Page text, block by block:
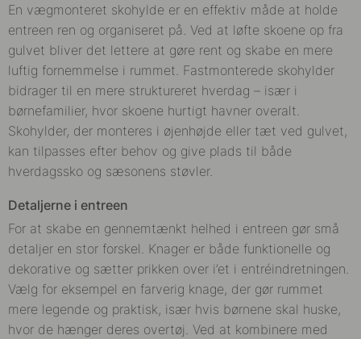
En vægmonteret skohylde er en effektiv måde at holde
entreen ren og organiseret på. Ved at løfte skoene op fra
gulvet bliver det lettere at gøre rent og skabe en mere
luftig fornemmelse i rummet. Fastmonterede skohylder
bidrager til en mere struktureret hverdag – især i
børnefamilier, hvor skoene hurtigt havner overalt.
Skohylder, der monteres i øjenhøjde eller tæt ved gulvet,
kan tilpasses efter behov og give plads til både
hverdagssko og sæsonens støvler.
Detaljerne i entreen
For at skabe en gennemtænkt helhed i entreen gør små
detaljer en stor forskel. Knager er både funktionelle og
dekorative og sætter prikken over i’et i entréindretningen.
Vælg for eksempel en farverig knage, der gør rummet
mere legende og praktisk, især hvis børnene skal huske,
hvor de hænger deres overtøj. Ved at kombinere med